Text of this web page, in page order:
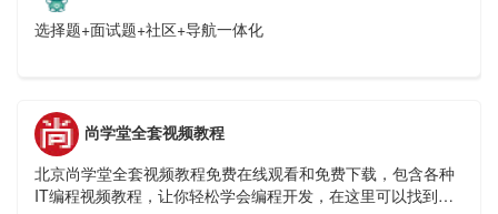
选择题+面试题+社区+导航一体化
尚学堂全套视频教程
北京尚学堂全套视频教程免费在线观看和免费下载，包含各种
IT编程视频教程，让你轻松学会编程开发，在这里可以找到你